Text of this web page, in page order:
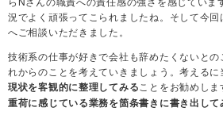
況でよく頑張ってこられましたね。そして今
へご相談いただきました。
技術系の仕事が好きで会社も辞めたくないとの
れからのことを考えていきましょう。考えるに
現状を客観的に整理してみる ことをお勧めし
重荷に感じている業務を箇条書きに書き出して